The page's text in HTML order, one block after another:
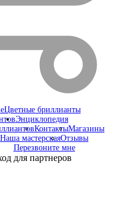
Цветные бриллианты
Энциклопедия
КонтактыМагазины
Наша мастерскаяОтзывы
Перезвоните мне
для партнеров